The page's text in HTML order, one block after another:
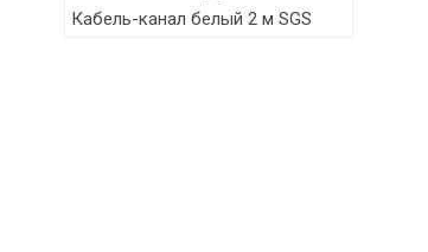
Кабель-канал белый 2 м SGS